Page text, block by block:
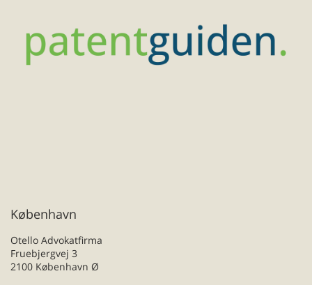
København
Otello Advokatfirma
Fruebjergvej 3
2100 København Ø